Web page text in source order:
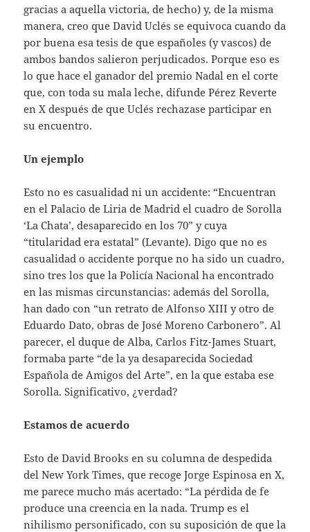
gracias a aquella victoria, de hecho) y, de la misma
manera, creo que David Uclés se equivoca cuando da
por buena esa tesis de que españoles (y vascos) de
ambos bandos salieron perjudicados. Porque eso es
lo que hace el ganador del premio Nadal en el corte
que, con toda su mala leche, difunde Pérez Reverte
en X después de que Uclés rechazase participar en
su encuentro.
Un ejemplo
Esto no es casualidad ni un accidente: “Encuentran
en el Palacio de Liria de Madrid el cuadro de Sorolla
‘La Chata’, desaparecido en los 70” y cuya
“titularidad era estatal” (Levante). Digo que no es
casualidad o accidente porque no ha sido un cuadro,
sino tres los que la Policía Nacional ha encontrado
en las mismas circunstancias: además del Sorolla,
han dado con “un retrato de Alfonso XIII y otro de
Eduardo Dato, obras de José Moreno Carbonero”. Al
parecer, el duque de Alba, Carlos Fitz-James Stuart,
formaba parte “de la ya desaparecida Sociedad
Española de Amigos del Arte”, en la que estaba ese
Sorolla. Significativo, ¿verdad?
Estamos de acuerdo
Esto de David Brooks en su columna de despedida
del New York Times, que recoge Jorge Espinosa en X,
me parece mucho más acertado: “La pérdida de fe
produce una creencia en la nada. Trump es el
nihilismo personificado, con su suposición de que la